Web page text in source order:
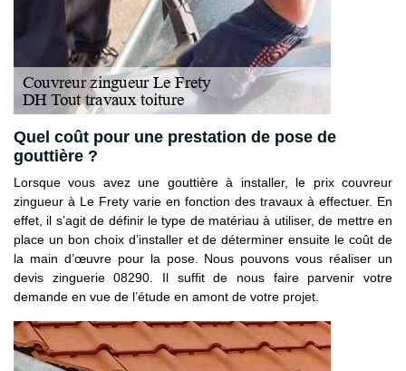
Quel coût pour une prestation de pose de
gouttière ?
Lorsque vous avez une gouttière à installer, le prix couvreur
zingueur à Le Frety varie en fonction des travaux à effectuer. En
effet, il s’agit de définir le type de matériau à utiliser, de mettre en
place un bon choix d’installer et de déterminer ensuite le coût de
la main d’œuvre pour la pose. Nous pouvons vous réaliser un
devis zinguerie 08290. Il suffit de nous faire parvenir votre
demande en vue de l’étude en amont de votre projet.